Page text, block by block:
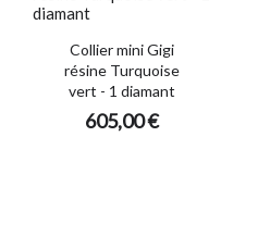
Collier mini Gigi
résine Turquoise
vert - 1 diamant
605,00 €